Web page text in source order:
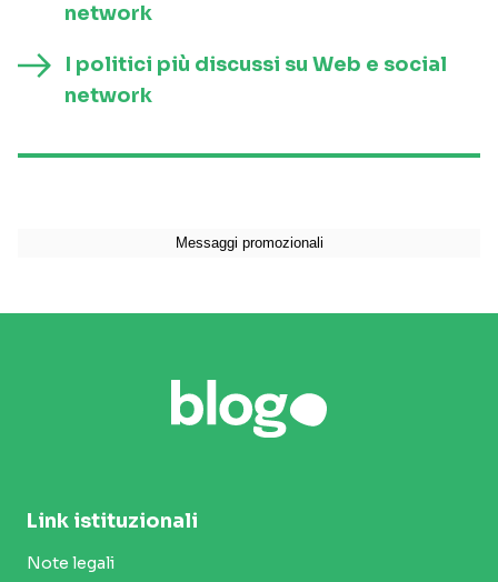
network
I politici più discussi su Web e social
network
Link istituzionali
Note legali